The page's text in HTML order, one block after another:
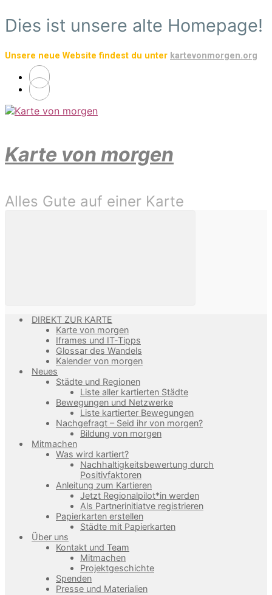
Zum
Hauptinhalt
Dies ist unsere alte Homepage!
Unsere neue Website findest du unter kartevonmorgen.org
Karte von morgen
Alles Gute auf einer Karte
DIREKT ZUR KARTE
Karte von morgen
Iframes und IT-Tipps
Glossar des Wandels
Kalender von morgen
Neues
Städte und Regionen
Liste aller kartierten Städte
Bewegungen und Netzwerke
Liste kartierter Bewegungen
Nachgefragt – Seid ihr von morgen?
Bildung von morgen
Mitmachen
Was wird kartiert?
Nachhaltigkeitsbewertung durch
Positivfaktoren
Anleitung zum Kartieren
Jetzt Regionalpilot*in werden
Als Partnerinitiatve registrieren
Papierkarten erstellen
Städte mit Papierkarten
Über uns
Kontakt und Team
Mitmachen
Projektgeschichte
Spenden
Presse und Materialien